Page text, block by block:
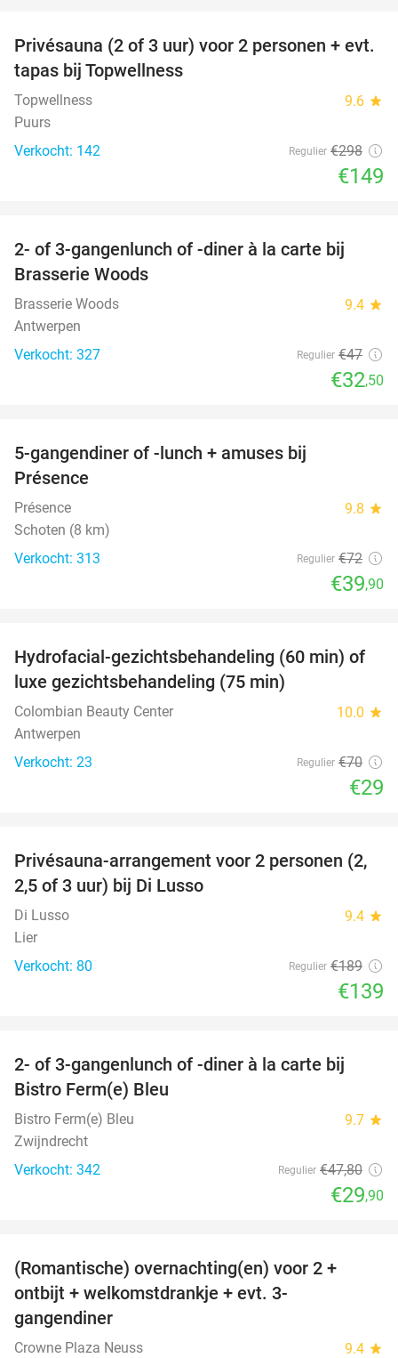
50%
Privésauna (2 of 3 uur) voor 2 personen + evt.
tapas bij Topwellness
Topwellness 9.6 star
Puurs
Verkocht: 142
Regulier €298
€149
31%
2- of 3-gangenlunch of -diner à la carte bij
Brasserie Woods
Brasserie Woods 9.4 star
Antwerpen
Verkocht: 327
Regulier €47
€32,50
5-gangendiner of -lunch + amuses bij
Présence
Présence 9.8 star
Schoten (8 km)
Verkocht: 313
Regulier €72
€39,90
59%
Hydrofacial-gezichtsbehandeling (60 min) of
luxe gezichtsbehandeling (75 min)
Colombian Beauty Center 10.0 star
Antwerpen
Verkocht: 23
Regulier €70
€29
26%
Privésauna-arrangement voor 2 personen (2,
2,5 of 3 uur) bij Di Lusso
Di Lusso 9.4 star
Lier
Verkocht: 80
Regulier €189
€139
37%
2- of 3-gangenlunch of -diner à la carte bij
Bistro Ferm(e) Bleu
Bistro Ferm(e) Bleu 9.7 star
Zwijndrecht
Verkocht: 342
Regulier €47,80
€29,90
(Romantische) overnachting(en) voor 2 +
ontbijt + welkomstdrankje + evt. 3-
gangendiner
Crowne Plaza Neuss 9.4 star